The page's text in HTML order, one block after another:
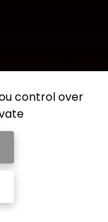
control over